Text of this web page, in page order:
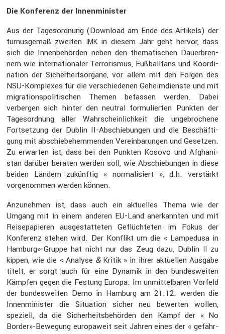
Die Konfe­renz der Innen­mi­nister
Aus der Tages­ord­nung (Download am Ende des Artikels) der
turnus­gemäß zweiten IMKin diesem Jahr geht hervor, dass
sich die Innen­be­hörden neben den thema­ti­schen Dauer­bren­
nern wie inter­na­tio­naler Terro­rismus, Fußball­fans und Koordi­
na­tion der Sicher­heits­or­gane, vor allem mit den Folgen des
NSU-Komplexes für die verschie­denen Geheim­dienste und mit
migra­ti­ons­po­li­ti­schen Themen befassen werden. Dabei
verbergen sich hinter den neutral formu­lierten Punkten der
Tages­ord­nung aller Wahrschein­lich­keit die ungebro­chene
Fortset­zung der Dublin II-Abschie­bungen und die Beschäf­ti­
gung mit abschie­be­hem­menden Verein­ba­rungen und Gesetzen.
Zu erwarten ist, dass bei den Punkten Kosovo und Afgha­ni­
stan darüber beraten werden soll, wie Abschie­bungen in diese
beiden Ländern zukünftig « norma­li­siert », d.h. verstärkt
vorge­nommen werden können.
Anzunehmen ist, dass auch ein aktuelles Thema wie der
Umgang mit in einem anderen EU-Land anerkannten und mit
Reise­pa­pieren ausge­stat­teten Geflüch­teten im Fokus der
Konfe­renz stehen wird. Der Konflikt um die « Lampe­dusa in
Hamburg»-Gruppe hat nicht nur das Zeug dazu, Dublin II zu
kippen, wie die « Analyse &Kritik » in ihrer aktuellen Ausgabe
titelt, er sorgt auch für eine Dynamik in den bundes­weiten
Kämpfen gegen die Festung Europa. Im unmit­tel­baren Vorfeld
der bundes­weiten Demo in Hamburg am 21.12. werden die
Innen­mi­nister die Situa­tion sicher neu bewerten wollen,
speziell, da die Sicher­heits­be­hörden den Kampf der « No
Border»-Bewegung europa­weit seit Jahren eines der « gefähr­